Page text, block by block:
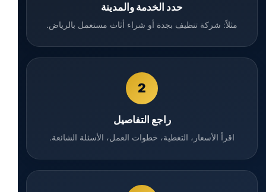
حدد الخدمة والمدينة
مثلاً: شركة تنظيف بجدة أو شراء أثاث مستعمل بالرياض.
2
راجع التفاصيل
اقرأ الأسعار، التغطية، خطوات العمل، الأسئلة الشائعة.